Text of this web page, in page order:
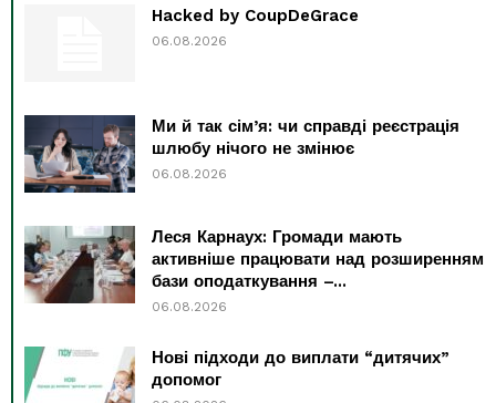
Hacked by CoupDeGrace
06.08.2026
Ми й так сім’я: чи справді реєстрація
шлюбу нічого не змінює
06.08.2026
Леся Карнаух: Громади мають
активніше працювати над розширенням
бази оподаткування –...
06.08.2026
Нові підходи до виплати “дитячих”
допомог